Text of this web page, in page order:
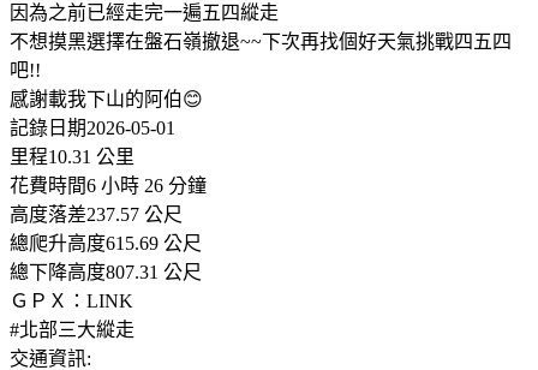
因為之前已經走完一遍五四縱走
不想摸黑選擇在盤石嶺撤退~~下次再找個好天氣挑戰四五四
吧!!
感謝載我下山的阿伯😊
記錄日期2026-05-01
里程10.31 公里
花費時間6 小時 26 分鐘
高度落差237.57 公尺
總爬升高度615.69 公尺
總下降高度807.31 公尺
ＧＰＸ：LINK
#北部三大縱走
交通資訊: